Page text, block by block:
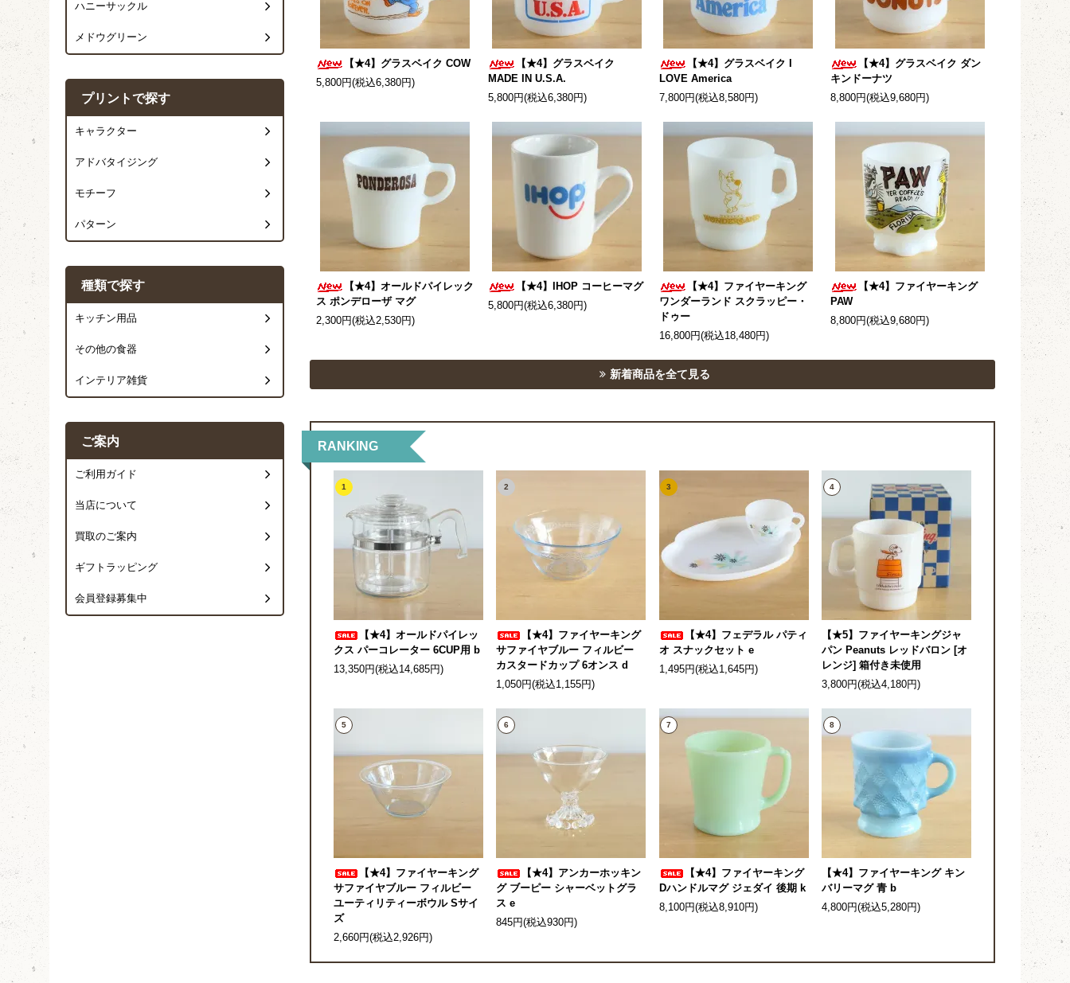
【★4】グラスベイク COW
5,800円(税込6,380円)
【★4】グラスベイク
MADE IN U.S.A.
5,800円(税込6,380円)
【★4】グラスベイク I
LOVE America
7,800円(税込8,580円)
【★4】グラスベイク ダン
キンドーナツ
8,800円(税込9,680円)
【★4】オールドパイレック
ス ポンデローザ マグ
2,300円(税込2,530円)
【★4】IHOP コーヒーマグ
5,800円(税込6,380円)
【★4】ファイヤーキング
ワンダーランド スクラッピー・
ドゥー
16,800円(税込18,480円)
【★4】ファイヤーキング
PAW
8,800円(税込9,680円)
新着商品を全て見る
RANKING
1
【★4】オールドパイレッ
クス パーコレーター 6CUP用 b
13,350円(税込14,685円)
2
【★4】ファイヤーキング
サファイヤブルー フィルビー
カスタードカップ 6オンス d
1,050円(税込1,155円)
3
【★4】フェデラル パティ
オ スナックセット e
1,495円(税込1,645円)
4
【★5】ファイヤーキングジャ
パン Peanuts レッドバロン [オ
レンジ] 箱付き未使用
3,800円(税込4,180円)
5
【★4】ファイヤーキング
サファイヤブルー フィルビー
ユーティリティーボウル Sサイ
ズ
2,660円(税込2,926円)
6
【★4】アンカーホッキン
グ ブーピー シャーベットグラ
ス e
845円(税込930円)
7
【★4】ファイヤーキング
Dハンドルマグ ジェダイ 後期 k
8,100円(税込8,910円)
8
【★4】ファイヤーキング キン
バリーマグ 青 b
4,800円(税込5,280円)
ハニーサックル
メドウグリーン
プリントで探す
キャラクター
アドバタイジング
モチーフ
パターン
種類で探す
キッチン用品
その他の食器
インテリア雑貨
ご案内
ご利用ガイド
当店について
買取のご案内
ギフトラッピング
会員登録募集中